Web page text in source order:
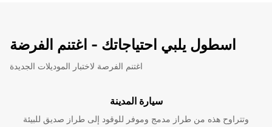
اسطول يلبي احتياجاتك - اغتنم الفرضة
اغتنم الفرصة لاختبار الموديلات الجديدة
سيارة المدينة
وتتراوح هذه من طراز مدمج وموفر للوقود إلى طراز صديق للبيئة